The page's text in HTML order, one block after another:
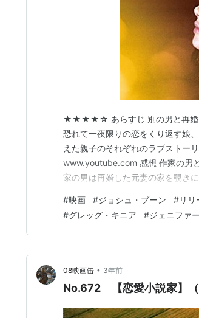
★★★★☆ あらすじ 別の男と再婚し
恐れて一夜限りの恋をくり返す娘
えた親子のそれぞれのラブストー
www.youtube.com 感想 作家の男
家の男は再婚した元妻の家を覗き
ている。息子は初恋の相手に何も
特な家族の日常も描かれている。
#映画 #ジョシュ・ブーン #リ
#グレッグ・キニア #ジェニファ
08映画缶 • 3年前
No.672 【恋愛小説家】（